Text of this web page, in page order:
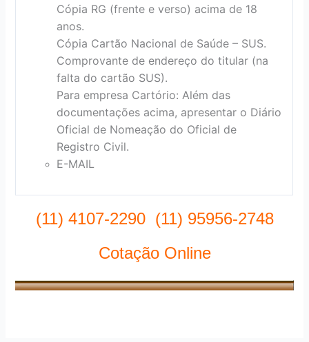
Cópia RG (frente e verso) acima de 18
anos.
Cópia Cartão Nacional de Saúde – SUS.
Comprovante de endereço do titular (na
falta do cartão SUS).
Para empresa Cartório: Além das
documentações acima, apresentar o Diário
Oficial de Nomeação do Oficial de
Registro Civil.
E-MAIL
(11) 4107-2290 (11) 95956-2748
Cotação Online